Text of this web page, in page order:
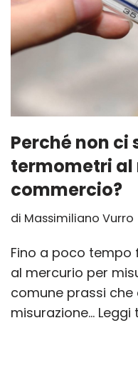
Perché non ci
termometri al
commercio?
di Massimiliano Vurro
Fino a poco tempo
al mercurio per
comune prassi
misurazione… Leggi